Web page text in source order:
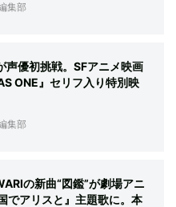
集部
声優初挑戦。SFアニメ映画
ONE』セリフ入り特別映
集部
の新曲“図鑑”が劇場アニ
でアリスと』主題歌に。本